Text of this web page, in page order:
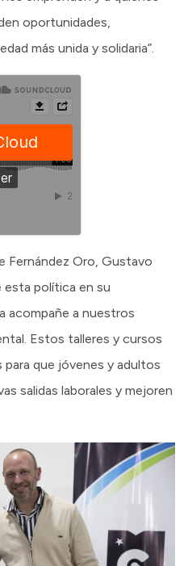
oportunidades,
más unida y solidaria”.
Fernández Oro, Gustavo
política en su
acompañe a nuestros
Estos talleres y cursos
que jóvenes y adultos
salidas laborales y mejoren